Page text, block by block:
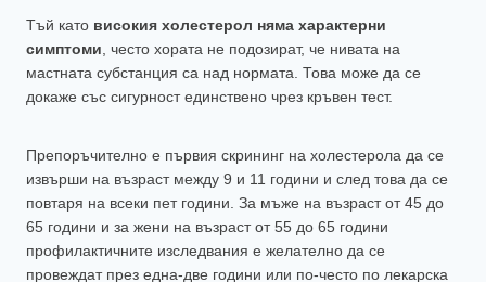
Тъй като високия холестерол няма характерни
симптоми , често хората не подозират, че нивата на
мастната субстанция са над нормата. Това може да се
докаже със сигурност единствено чрез кръвен тест.
Препоръчително е първия скрининг на холестерола да се
извърши на възраст между 9 и 11 години и след това да се
повтаря на всеки пет години. За мъже на възраст от 45 до
65 години и за жени на възраст от 55 до 65 години
профилактичните изследвания е желателно да се
провеждат през една-две години или по-често по лекарска